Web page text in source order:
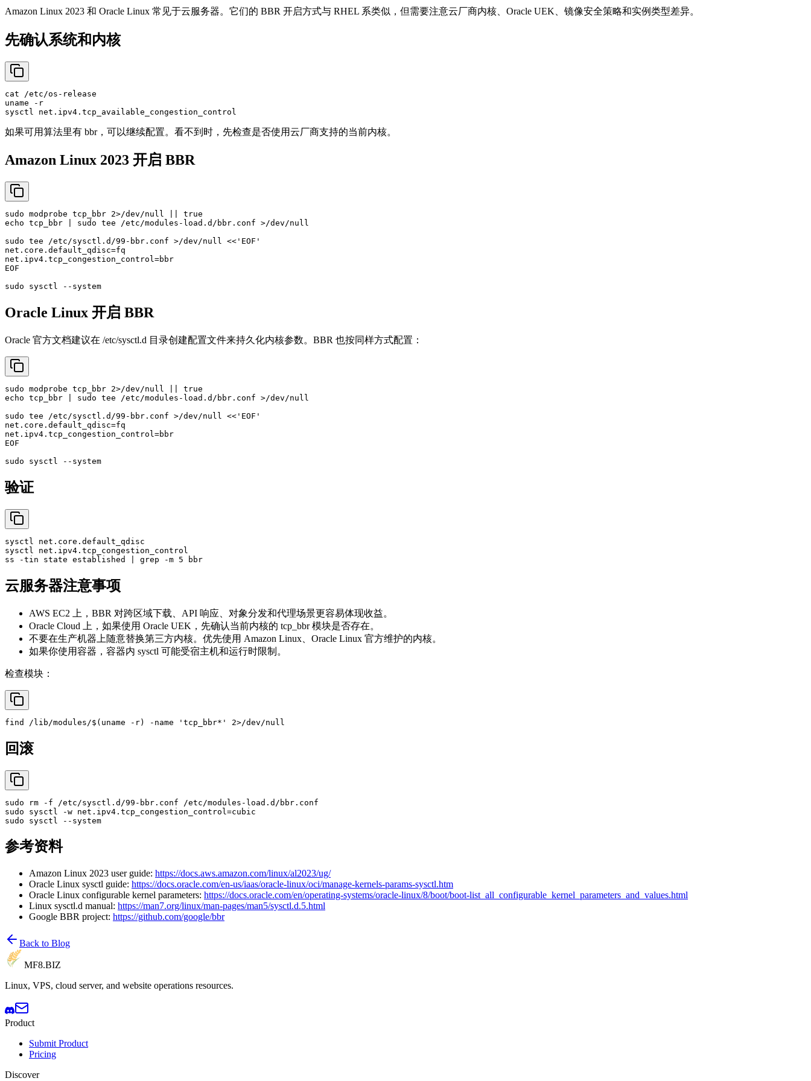
Amazon Linux 2023 和 Oracle Linux 常见于云服务器。它们的 BBR 开启方式与 RHEL 系类似，但需要注意云厂商内核、Oracle UEK、镜像安全策略和实例类型差异。
先确认系统和内核
cat
uname -r
如果可用算法里有 bbr，可以继续配置。看不到时，先检查是否使用云厂商支持的当前内核。
Amazon Linux 2023 开启 BBR
sudo modprobe tcp_bbr 2>/dev/null || true
echo tcp_bbr | sudo tee /etc/modules-load.d/bbr.conf >/dev/null
sudo tee /etc/sysctl.d/99-bbr.conf >/dev/null << 'EOF'
net.core.default_qdisc=fq
net.ipv4.tcp_congestion_control=bbr
EOF
sudo
Oracle Linux 开启 BBR
Oracle 官方文档建议在 /etc/sysctl.d 目录创建配置文件来持久化内核参数。BBR 也按同样方式配置：
sudo modprobe tcp_bbr 2>/dev/null || true
echo tcp_bbr | sudo tee /etc/modules-load.d/bbr.conf >/dev/null
sudo tee /etc/sysctl.d/99-bbr.conf >/dev/null << 'EOF'
net.core.default_qdisc=fq
net.ipv4.tcp_congestion_control=bbr
EOF
sudo
验证
sysctl net.core.default_qdisc
sysctl net.ipv4.tcp_congestion_control
云服务器注意事项
AWS EC2 上，BBR 对跨区域下载、API 响应、对象分发和代理场景更容易体现收益。
Oracle Cloud 上，如果使用 Oracle UEK，先确认当前内核的 tcp_bbr 模块是否存在。
不要在生产机器上随意替换第三方内核。优先使用 Amazon Linux、Oracle Linux 官方维护的内核。
如果你使用容器，容器内 sysctl 可能受宿主机和运行时限制。
检查模块：
find /lib/modules/$( uname -r) -name 'tcp_bbr*'
回滚
sudo rm
sudo
sudo
参考资料
Amazon Linux 2023 user guide: https://docs.aws.amazon.com/linux/al2023/ug/
Oracle Linux sysctl guide: https://docs.oracle.com/en-us/iaas/oracle-linux/oci/manage-kernels-params-sysctl.htm
Oracle Linux configurable kernel parameters: https://docs.oracle.com/en/operating-systems/oracle-linux/8/boot/boot-list_all_configurable_kernel_parameters_and_values.html
Linux sysctl.d manual: https://man7.org/linux/man-pages/man5/sysctl.d.5.html
Google BBR project: https://github.com/google/bbr
Back to Blog
MF8.BIZ
Linux, VPS, cloud server, and website operations resources.
Product
Submit Product
Pricing
Discover